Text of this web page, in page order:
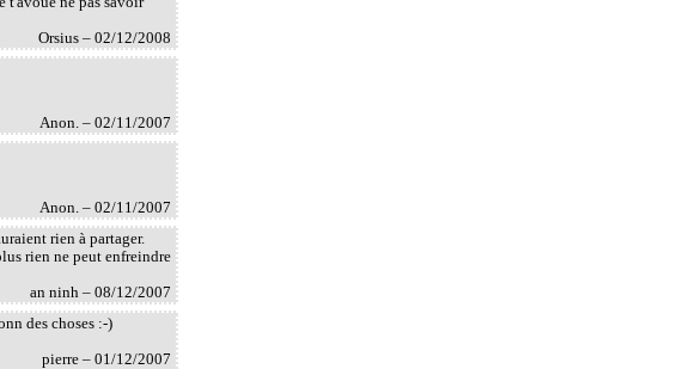
Orsius – 02/12/2008
Anon. – 02/11/2007
Anon. – 02/11/2007
rien à partager.
rien ne peut enfreindre
an ninh – 08/12/2007
des choses :-)
pierre – 01/12/2007